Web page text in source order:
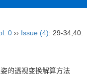
0 ›› Issue (4): 29-34,40.
的透视变换解算方法